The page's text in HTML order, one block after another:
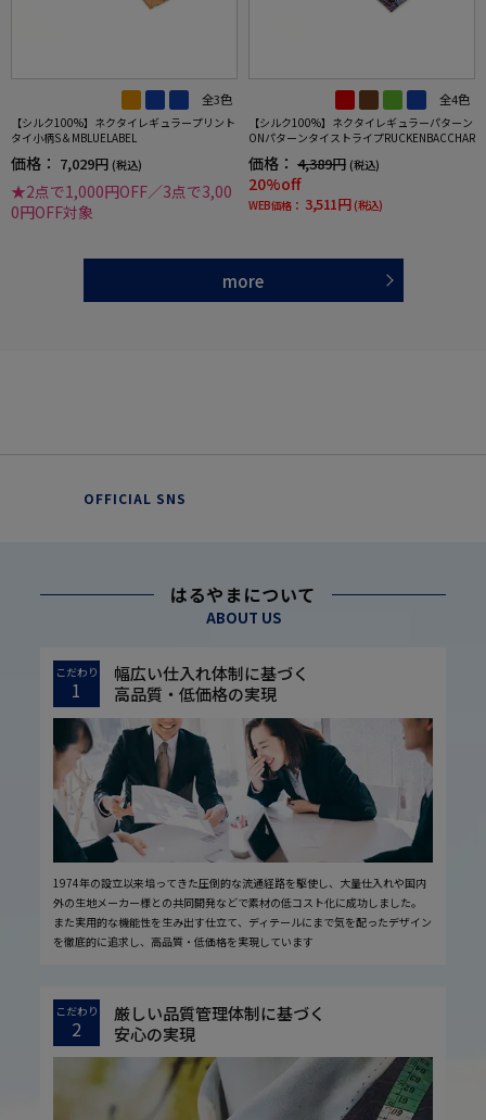
全3色
【シルク100%】ネクタイレギュラープリント
タイ小柄S＆MBLUELABEL
価格： 7,029円 (税込)
★2点で1,000円OFF／3点で3,00
0円OFF対象
全4色
【シルク100%】ネクタイレギュラーパターン
ONパターンタイストライプRUCKENBACCHAR
価格： 4,389円 (税込)
20%off
WEB価格： 3,511円 (税込)
more
OFFICIAL SNS
はるやまについて
ABOUT US
こだわり
1
幅広い仕入れ体制に基づく
高品質・低価格の実現
1974年の設立以来培ってきた圧倒的な流通経路を駆使し、大量仕入れや国内
外の生地メーカー様との共同開発などで素材の低コスト化に成功しました。
また実用的な機能性を生み出す仕立て、ディテールにまで気を配ったデザイン
を徹底的に追求し、高品質・低価格を実現しています
こだわり
2
厳しい品質管理体制に基づく
安心の実現